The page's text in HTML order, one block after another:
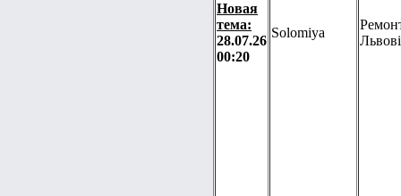
Новая
тема:
28.07.26
00:20
Solomiya
Львові